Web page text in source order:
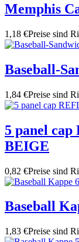
Memphis
1,18 €Preise sind
Baseball-
1,84 €Preise sind
5 panel
BEIGE
0,82 €Preise sind
Baseball
1,83 €Preise sind